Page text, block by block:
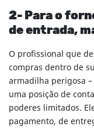
2- Para o
de entrada,
O profissional que
compras dentro de
armadilha perigosa
uma posição de
poderes limitados.
pagamento, de